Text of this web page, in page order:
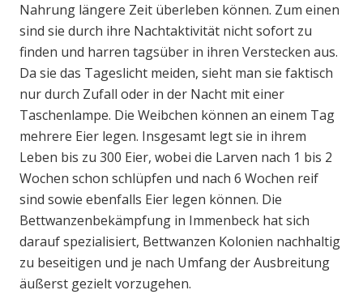
Nahrung längere Zeit überleben können. Zum einen
sind sie durch ihre Nachtaktivität nicht sofort zu
finden und harren tagsüber in ihren Verstecken aus.
Da sie das Tageslicht meiden, sieht man sie faktisch
nur durch Zufall oder in der Nacht mit einer
Taschenlampe. Die Weibchen können an einem Tag
mehrere Eier legen. Insgesamt legt sie in ihrem
Leben bis zu 300 Eier, wobei die Larven nach 1 bis 2
Wochen schon schlüpfen und nach 6 Wochen reif
sind sowie ebenfalls Eier legen können. Die
Bettwanzenbekämpfung in Immenbeck hat sich
darauf spezialisiert, Bettwanzen Kolonien nachhaltig
zu beseitigen und je nach Umfang der Ausbreitung
äußerst gezielt vorzugehen.